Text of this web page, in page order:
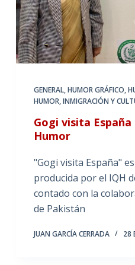
GENERAL,HUMOR GRÁFICO,
HUMOR, INMIGRACIÓN Y
Gogi visita
Humor
"Gogi visita España"
producida por el IQH
contado con la
de Pakistán
JUAN GARCÍA CERRADA 28